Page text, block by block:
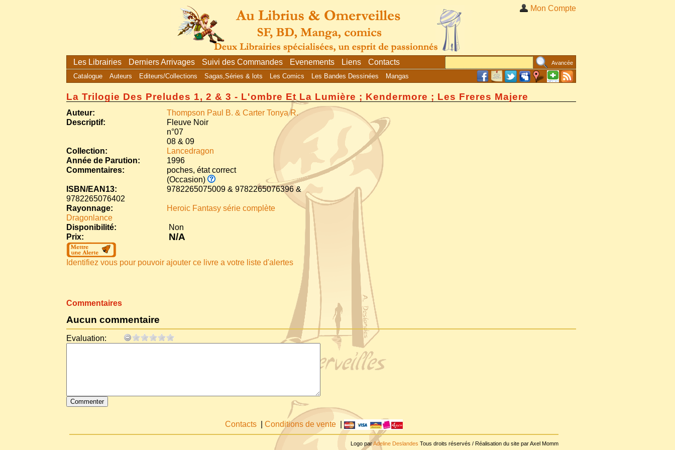
Mon Compte
Les Librairies Derniers Arrivages Suivi des Commandes Evenements Liens Contacts Avancée
Catalogue Auteurs Editeurs/Collections Sagas,Séries & lots Les Comics Les Bandes Dessinées Mangas
La Trilogie Des Preludes 1, 2 & 3 - L'ombre Et La Lumière ; Kendermore ; Les Freres Majere
Auteur:
Thompson Paul B. & Carter Tonya R.
Descriptif:
Fleuve Noir
n°07
08 & 09
Collection:
Lancedragon
Année de Parution:
1996
Commentaires:
poches, état correct
(Occasion)
ISBN/EAN13:
9782265075009 & 9782265076396 &
9782265076402
Rayonnage:
Heroic Fantasy série complète
Dragonlance
Disponibilité:
Non
Prix:
N/A
Identifiez vous pour pouvoir ajouter ce livre a votre liste d'alertes
Commentaires
Aucun commentaire
Evaluation:
Contacts |Conditions de vente |
Logo parAdeline Deslandes Tous droits réservés / Réalisation du site par Axel Momm